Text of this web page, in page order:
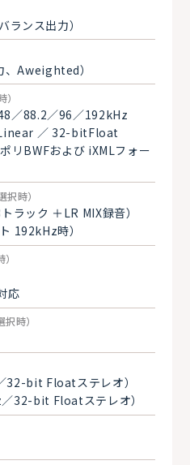
ランス出力）
Aweighted）
／88.2／96／192kHz
／ 32-bitFloat
リBWFおよび iXMLフォー
時）
ラック ＋LR MIX録音）
192kHz時）
応
時）
32-bit Floatステレオ）
32-bit Floatステレオ）